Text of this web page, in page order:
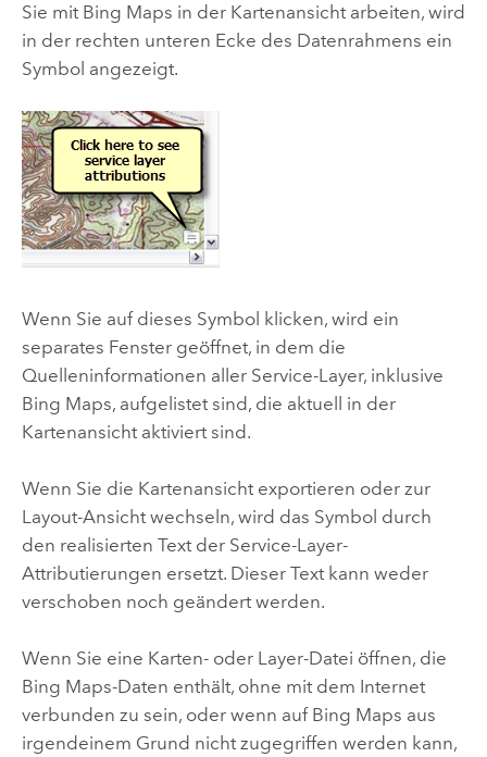
Sie mit Bing Maps in der Kartenansicht arbeiten, wird
in der rechten unteren Ecke des Datenrahmens ein
Symbol angezeigt.
Wenn Sie auf dieses Symbol klicken, wird ein
separates Fenster geöffnet, in dem die
Quelleninformationen aller Service-Layer, inklusive
Bing Maps, aufgelistet sind, die aktuell in der
Kartenansicht aktiviert sind.
Wenn Sie die Kartenansicht exportieren oder zur
Layout-Ansicht wechseln, wird das Symbol durch
den realisierten Text der Service-Layer-
Attributierungen ersetzt. Dieser Text kann weder
verschoben noch geändert werden.
Wenn Sie eine Karten- oder Layer-Datei öffnen, die
Bing Maps-Daten enthält, ohne mit dem Internet
verbunden zu sein, oder wenn auf Bing Maps aus
irgendeinem Grund nicht zugegriffen werden kann,